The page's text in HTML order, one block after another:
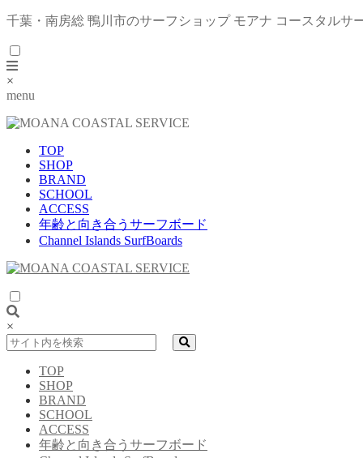
千葉・南房総 鴨川市のサーフショップ モアナ コースタルサ
×
menu
TOP
SHOP
BRAND
SCHOOL
ACCESS
年齢と向き合うサーフボード
Channel Islands SurfBoards
×
TOP
SHOP
BRAND
SCHOOL
ACCESS
年齢と向き合うサーフボード